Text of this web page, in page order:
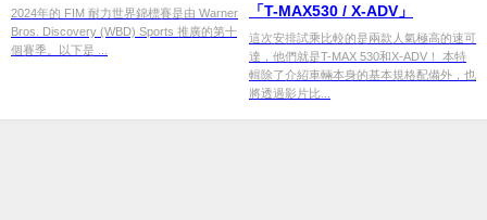
2024年的 FIM 耐力世界錦標賽是由 Warner
Bros. Discovery (WBD) Sports 推廣的第十
個賽季。以下是 ...
「T-MAX530 / X-ADV」
這次安排試乘比較的是兩款人氣極高的速可
達，他們就是T-MAX 530和X-ADV！ 本特
輯除了介紹車輛本身的基本規格配備外，也
將透過影片比...